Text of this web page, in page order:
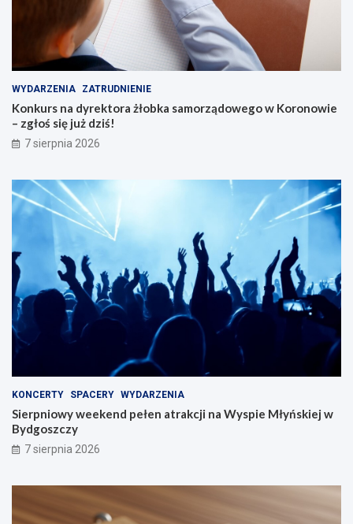
WYDARZENIA ZATRUDNIENIE
Konkurs na dyrektora żłobka samorządowego w Koronowie
– zgłoś się już dziś!
7 sierpnia 2026
KONCERTY SPACERY WYDARZENIA
Sierpniowy weekend pełen atrakcji na Wyspie Młyńskiej w
Bydgoszczy
7 sierpnia 2026